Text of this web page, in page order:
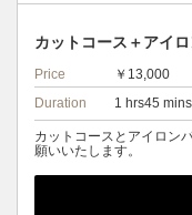
カットコース＋アイ
Price
￥13,000
Duration
1 hrs45 mins
カットコースとアイロン
願いいたします。